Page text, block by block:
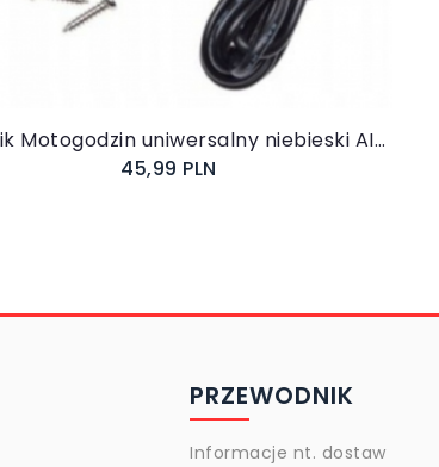
Licznik Motogodzin uniwersalny niebieski AI20872
45,99 PLN
PRZEWODNIK
Informacje nt. dostaw